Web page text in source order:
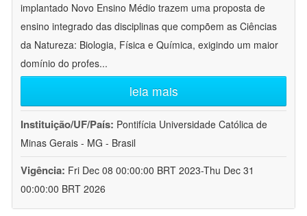
implantado Novo Ensino Médio trazem uma proposta de
ensino integrado das disciplinas que compõem as Ciências
da Natureza: Biologia, Física e Química, exigindo um maior
domínio do profes...
leia mais
Instituição/UF/País: Pontifícia Universidade Católica de
Minas Gerais - MG - Brasil
Vigência: Fri Dec 08 00:00:00 BRT 2023-Thu Dec 31
00:00:00 BRT 2026